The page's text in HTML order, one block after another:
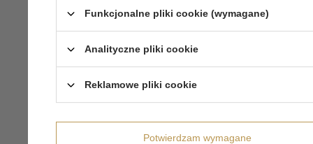
Funkcjonalne pliki cookie (wymagane)
Analityczne pliki cookie
Reklamowe pliki cookie
Potwierdzam wymagane